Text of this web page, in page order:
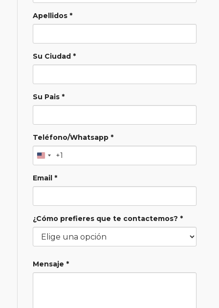
Apellidos *
Su Ciudad *
Su Pais *
Teléfono/Whatsapp *
+1
Email *
¿Cómo prefieres que te contactemos? *
Mensaje *